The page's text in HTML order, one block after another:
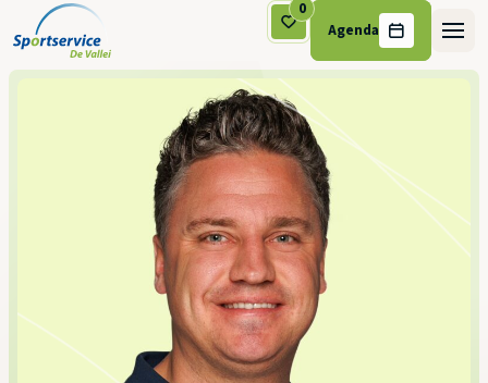
Ga naar de inhoud
0
Agenda